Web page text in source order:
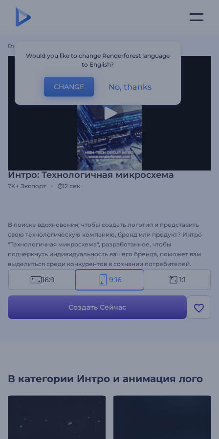
Главная
Интро: Технологичная микросхема
7K+ Экспорт 12 сек
В поиске вдохновения, чтобы создать логотип и представить
свою технологическую компанию, бренд или продукт? Интро
"Технологичная микросхема", разработанное, чтобы
подчеркнуть индивидуальность вашего бренда, поможет вам
выделиться среди конкурентов в сознании потребителей.
Загрузите свой логотип, введите слоган и через несколько
минут вы получите потрясающую анимацию логотипа. Шаблон
оформления презентации компаний, рекламны для ТВ, интро
для канала и многого другого. Не упустите возможность
16:9 9:16 1:1
Создать Сейчас
В категории Интро и анимация лого
Would you like to change Renderforest language
to English?
CHANGE No, thanks